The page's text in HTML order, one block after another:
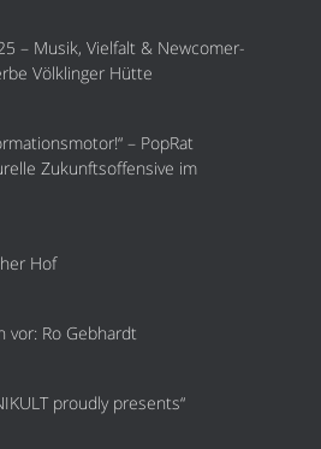
– Musik, Vielfalt & Newcomer-
Völklinger Hütte
– PopRat
Zukunftsoffensive im
Hof
vor: Ro Gebhardt
proudly presents“